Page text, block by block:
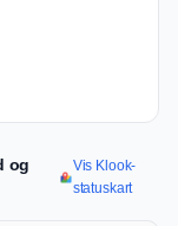
og
Vis Klook-
statuskart